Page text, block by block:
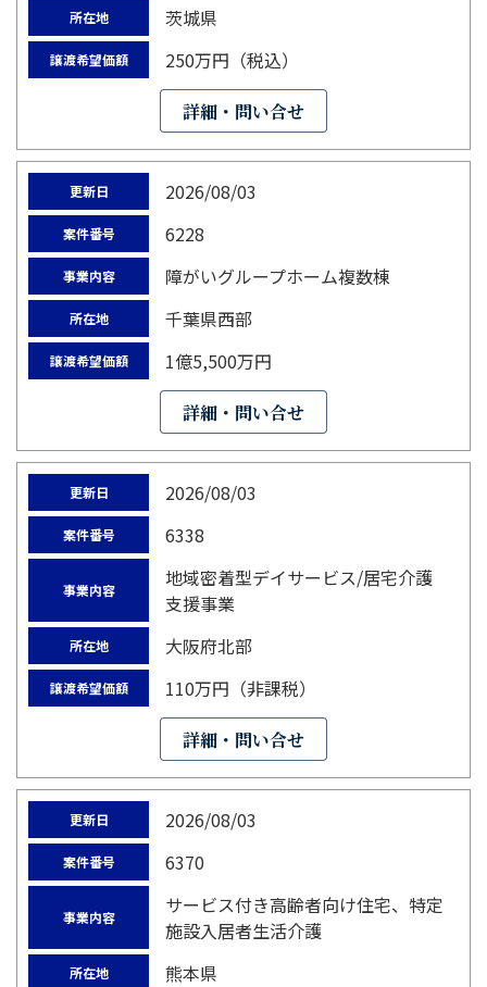
所在地 茨城県
譲渡希望価額 250万円（税込）
詳細・問い合せ
更新日 2026/08/03
案件番号 6228
事業内容 障がいグループホーム複数棟
所在地 千葉県西部
譲渡希望価額 1億5,500万円
詳細・問い合せ
更新日 2026/08/03
案件番号 6338
事業内容
地域密着型デイサービス/居宅介護
支援事業
所在地 大阪府北部
譲渡希望価額 110万円（非課税）
詳細・問い合せ
更新日 2026/08/03
案件番号 6370
事業内容
サービス付き高齢者向け住宅、特定
施設入居者生活介護
所在地 熊本県